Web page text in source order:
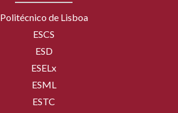
Politécnico de Lisboa
ESCS
ESD
ESELx
ESML
ESTC